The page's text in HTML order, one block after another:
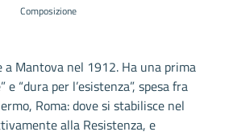
Composizione
a Mantova nel 1912. Ha una prima
e “dura per l’esistenza”, spesa fra
Roma: dove si stabilisce nel
alla Resistenza, e